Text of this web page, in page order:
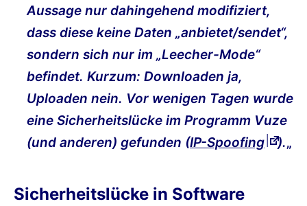
Aussage nur dahingehend modifiziert,
dass diese keine Daten „anbietet/sendet“,
sondern sich nur im „Leecher-Mode“
befindet. Kurzum: Downloaden ja,
Uploaden nein. Vor wenigen Tagen wurde
eine Sicherheitslücke im Programm Vuze
(und anderen) gefunden (IP-Spoofing ).„
Sicherheitslücke in Software